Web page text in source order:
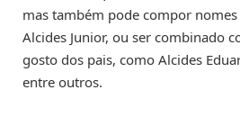
mas também pode compor
Alcides Junior, ou ser combinado
gosto dos pais, como Alcides
entre outros.